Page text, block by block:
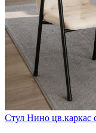
Стул Нино цв.каркас